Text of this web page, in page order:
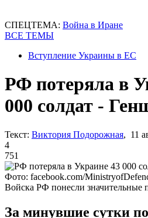
СПЕЦТЕМА: Война в Иране
ВСЕ ТЕМЫ
Вступление Украины в ЕС
РФ потеряла в
000 солдат -
Текст: Виктория Подорожная, 11
4
751
Фото: facebook.com/
Войска РФ понесли значительные
За минувшие сутки